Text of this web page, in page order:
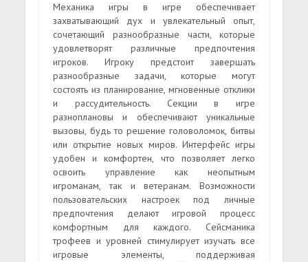
Механика игры в игре обеспечивает
захватывающий дух и увлекательный опыт,
сочетающий разнообразные части, которые
удовлетворят различные предпочтения
игроков. Игроку предстоит завершать
разнообразные задачи, которые могут
состоять из планирование, мгновенные отклики
и рассудительность. Секции в игре
разноплановы и обеспечивают уникальные
вызовы, будь то решение головоломок, битвы
или открытие новых миров. Интерфейс игры
удобен и комфортен, что позволяет легко
освоить управление как неопытным
игроманам, так и ветеранам. Возможности
пользовательских настроек под личные
предпочтения делают игровой процесс
комфортным для каждого. Сейсманика
трофеев и уровней стимулирует изучать все
игровые элементы, поддерживая